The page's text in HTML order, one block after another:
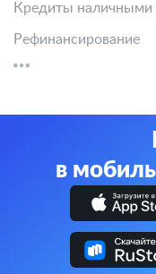
Кредиты наличными
Рефинансирование